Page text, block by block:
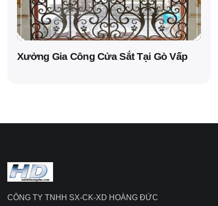
Xưởng Gia Công Cửa Sắt Tại Gò Vấp
CÔNG TY TNHH SX-CK-XD HOÀNG ĐỨC